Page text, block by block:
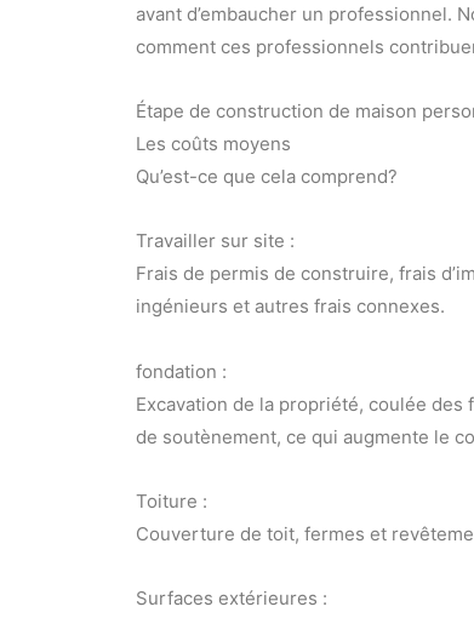
avant d’embaucher un professionnel.
comment ces professionnels
Étape de construction de maison
Les coûts moyens
Qu’est-ce que cela comprend?
Travailler sur site :
Frais de permis de construire, frais
ingénieurs et autres frais connexes.
fondation :
Excavation de la propriété, coulée
de soutènement, ce qui augmente le
Toiture :
Couverture de toit, fermes et
Surfaces extérieures :